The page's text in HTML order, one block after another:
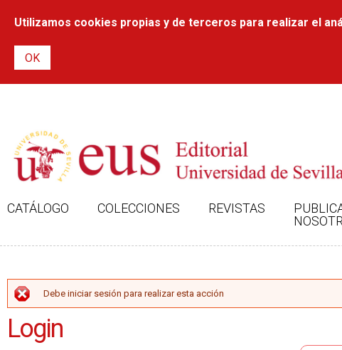
Utilizamos cookies propias y de terceros para realizar el
CATÁLOGO COLECCIONES REVISTAS
MENSAJE DE ERROR
Debe iniciar sesión para realizar esta acción
Login